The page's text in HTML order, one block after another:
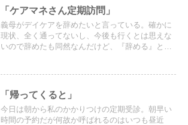
「ケアマネさん定期訪問」
義母がデイケアを辞めたいと言っている。確かに
現状、全く通ってないし、今後も行くとは思えな
いので辞めたも同然なんだけど、『辞める』と決
「帰ってくると」
今日は朝から私のかかりつけの定期受診。朝早い
時間の予約だが何故か呼ばれるのはいつも昼近